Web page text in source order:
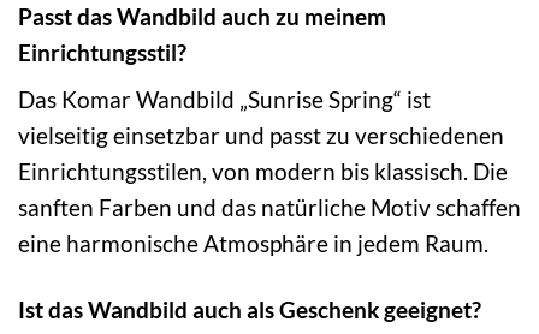
Passt das Wandbild auch zu meinem
Einrichtungsstil?
Das Komar Wandbild „Sunrise Spring“ ist
vielseitig einsetzbar und passt zu verschiedenen
Einrichtungsstilen, von modern bis klassisch. Die
sanften Farben und das natürliche Motiv schaffen
eine harmonische Atmosphäre in jedem Raum.
Ist das Wandbild auch als Geschenk geeignet?